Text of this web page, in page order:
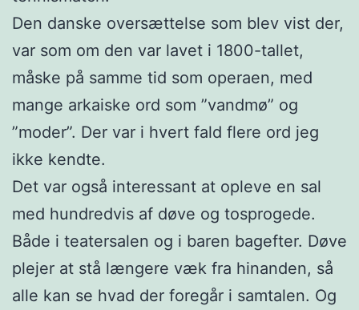
Den danske oversættelse som blev vist der,
var som om den var lavet i 1800-tallet,
måske på samme tid som operaen, med
mange arkaiske ord som ”vandmø” og
”moder”. Der var i hvert fald flere ord jeg
ikke kendte.
Det var også interessant at opleve en sal
med hundredvis af døve og tosprogede.
Både i teatersalen og i baren bagefter. Døve
plejer at stå længere væk fra hinanden, så
alle kan se hvad der foregår i samtalen. Og